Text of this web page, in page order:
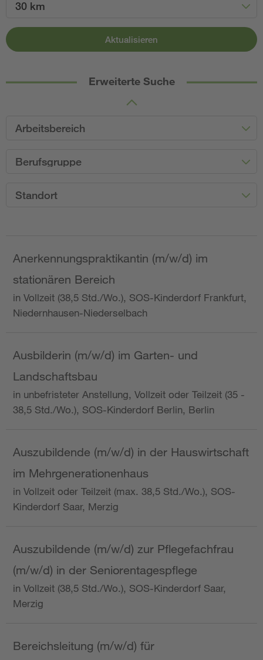
30 km
Aktualisieren
Erweiterte Suche
Arbeitsbereich
Berufsgruppe
Standort
Anerkennungspraktikantin (m/w/d) im
stationären Bereich
in Vollzeit (38,5 Std./Wo.), SOS-Kinderdorf Frankfurt,
Niedernhausen-Niederselbach
Ausbilderin (m/w/d) im Garten- und
Landschaftsbau
in unbefristeter Anstellung, Vollzeit oder Teilzeit (35 -
38,5 Std./Wo.), SOS-Kinderdorf Berlin, Berlin
Auszubildende (m/w/d) in der Hauswirtschaft
im Mehrgenerationenhaus
in Vollzeit oder Teilzeit (max. 38,5 Std./Wo.), SOS-
Kinderdorf Saar, Merzig
Auszubildende (m/w/d) zur Pflegefachfrau
(m/w/d) in der Seniorentagespflege
in Vollzeit (38,5 Std./Wo.), SOS-Kinderdorf Saar,
Merzig
Bereichsleitung (m/w/d) für